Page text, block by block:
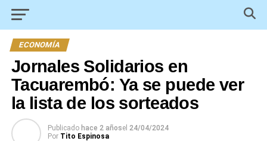
ECONOMÍA
Jornales Solidarios en
Tacuarembó: Ya se puede ver
la lista de los sorteados
Publicado hace 2 añosel 24/04/2024
Por Tito Espinosa